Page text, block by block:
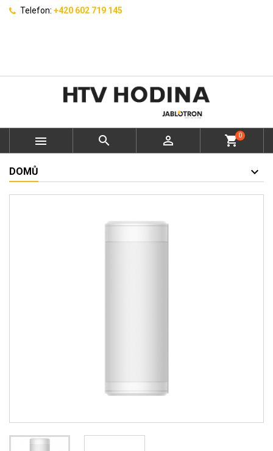
Telefon: +420 602 719 145
   shopping_cart0
DOMŮ